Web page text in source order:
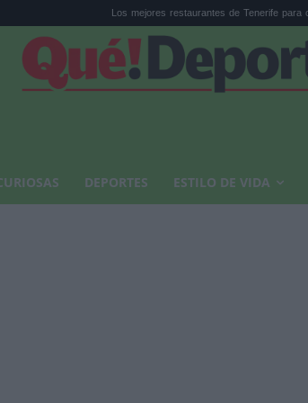
Los mejores restaurantes de Tenerife para comer co...
DEPORTES ESTILO DE VIDA